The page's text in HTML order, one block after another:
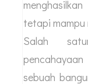
terutama saat
6. Mampu
sekitar
Jasa